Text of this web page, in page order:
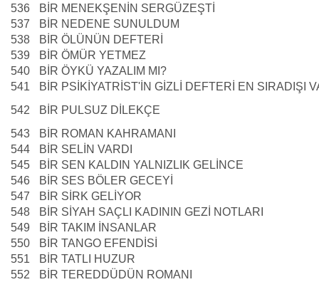
536
BİR MENEKŞENİN SERGÜZEŞTİ
537
BİR NEDENE SUNULDUM
538
BİR ÖLÜNÜN DEFTERİ
539
BİR ÖMÜR YETMEZ
540
BİR ÖYKÜ YAZALIM MI?
541
BİR PSİKİYATRİST'İN GİZLİ DEFTERİ EN SIRADIŞI
542
BİR PULSUZ DİLEKÇE
543
BİR ROMAN KAHRAMANI
544
BİR SELİN VARDI
545
BİR SEN KALDIN YALNIZLIK GELİNCE
546
BİR SES BÖLER GECEYİ
547
BİR SİRK GELİYOR
548
BİR SİYAH SAÇLI KADININ GEZİ NOTLARI
549
BİR TAKIM İNSANLAR
550
BİR TANGO EFENDİSİ
551
BİR TATLI HUZUR
552
BİR TEREDDÜDÜN ROMANI